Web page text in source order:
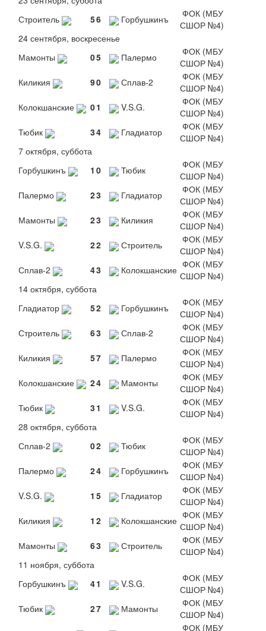
Строитель
56 Горбушкинъ
ФОК (МБУ
СШОР №4)
24 сентября, воскресенье
Мамонты
05 Палермо
ФОК (МБУ
СШОР №4)
Киликия
90 Сплав-2
ФОК (МБУ
СШОР №4)
Колокшанские
01 V.S.G.
ФОК (МБУ
СШОР №4)
Тюбик
34 Гладиатор
ФОК (МБУ
СШОР №4)
7 октября, суббота
Горбушкинъ
1 0 Тюбик
ФОК (МБУ
СШОР №4)
Палермо
23 Гладиатор
ФОК (МБУ
СШОР №4)
Мамонты
23 Киликия
ФОК (МБУ
СШОР №4)
V.S.G.
22 Строитель
ФОК (МБУ
СШОР №4)
Сплав-2
43 Колокшанские ФОК (МБУ
СШОР №4)
14 октября, суббота
Гладиатор
52 Горбушкинъ
ФОК (МБУ
СШОР №4)
Строитель
63 Сплав-2
ФОК (МБУ
СШОР №4)
Киликия
57 Палермо
ФОК (МБУ
СШОР №4)
Колокшанские
24 Мамонты
ФОК (МБУ
СШОР №4)
Тюбик
31 V.S.G.
ФОК (МБУ
СШОР №4)
28 октября, суббота
Сплав-2
02 Тюбик
ФОК (МБУ
СШОР №4)
Палермо
24 Горбушкинъ
ФОК (МБУ
СШОР №4)
V.S.G.
1 5 Гладиатор
ФОК (МБУ
СШОР №4)
Киликия
1 2 Колокшанские ФОК (МБУ
СШОР №4)
Мамонты
63 Строитель
ФОК (МБУ
СШОР №4)
11 ноября, суббота
Горбушкинъ
41 V.S.G.
ФОК (МБУ
СШОР №4)
Тюбик
27 Мамонты
ФОК (МБУ
СШОР №4)
ФОК (МБУ